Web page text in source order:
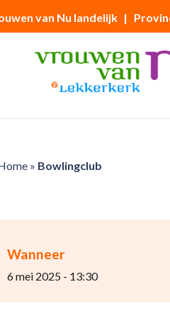
van Nu landelijk |
» Bowlingclub
Wanneer
6 mei 2025 - 13:30